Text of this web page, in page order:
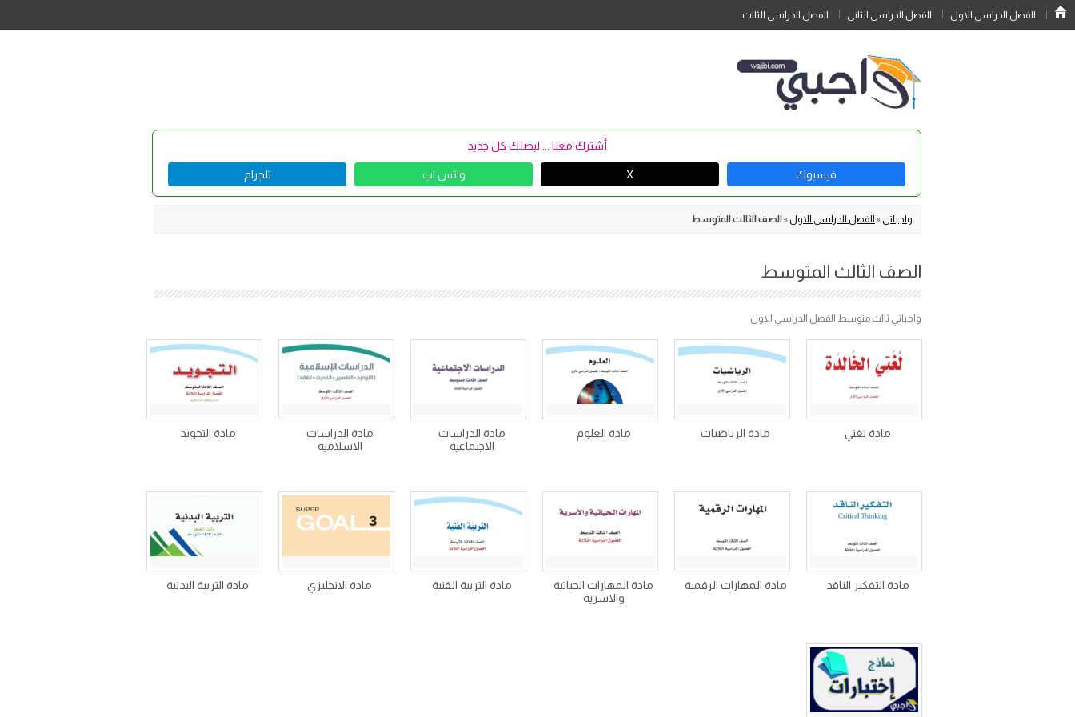
الفصل الدراسي الاول الفصل الدراسي الثاني الفصل الدراسي الثالث
أشترك معنا ... ليصلك كل جديد
فيسبوك X واتس اب تلجرام
واجباتي » الفصل الدراسي الاول» الصف الثالث المتوسط
الصف الثالث المتوسط
واجباتي ثالث متوسط الفصل الدراسي الاول
مادة لغتي مادة الرياضيات مادة العلوم
مادة الدراسات
الاجتماعية
مادة الدراسات
الاسلامية
مادة التجويد
مادة التفكير الناقد مادة المهارات الرقمية
مادة المهارات الحياتية
والاسرية
مادة التربية الفنية مادة الانجليزي مادة التربية البدنية